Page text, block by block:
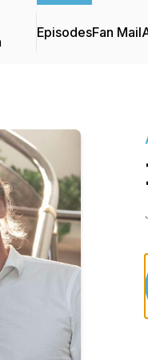
EpisodesFan Mail